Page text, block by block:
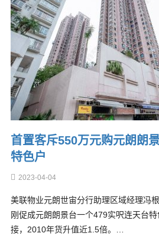
首置客斥550万元购元朗朗
特色户
2023-04-04
美联物业元朗世宙分行助理区域经理冯
刚促成元朗朗景台一个479实呎连天台
接，2010年货升值近1.5倍。…